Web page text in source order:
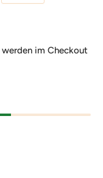
werden im Checkout